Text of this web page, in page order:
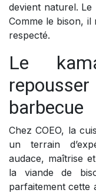
devient naturel. Le
Comme le bison, il
respecté.
Le
barbecue
Chez COEO, la
un terrain
audace, maîtrise
la viande de
parfaitement cette